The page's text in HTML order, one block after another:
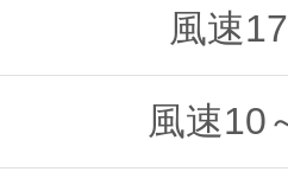
風速
風速10